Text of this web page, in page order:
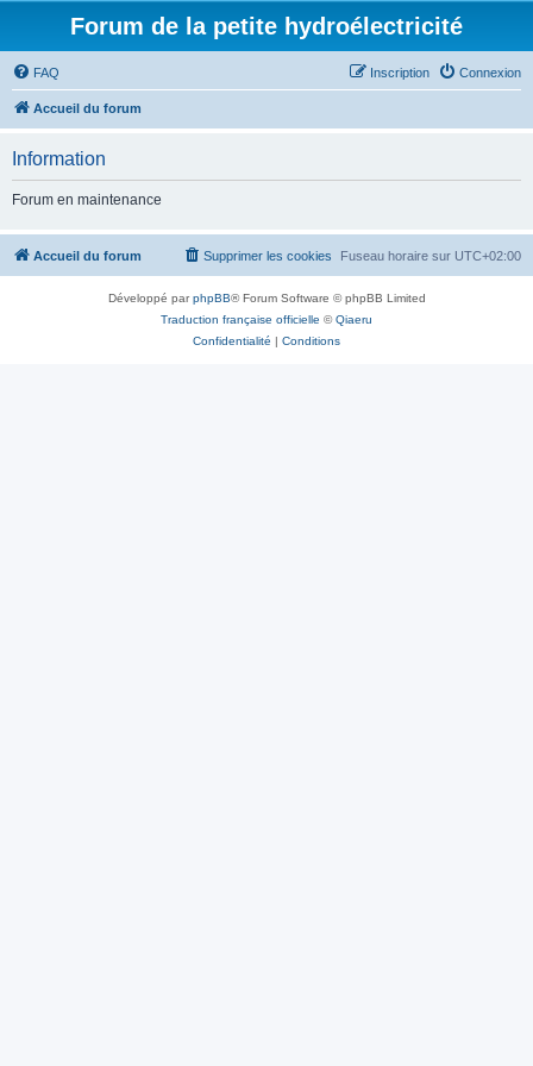
Forum de la petite hydroélectricité
FAQ Connexion
Inscription
Accueil du forum
Information
Forum en maintenance
Accueil du forum Fuseau horaire sur UTC+02:00
Supprimer les cookies
Développé parphpBB® Forum Software © phpBB Limited
Traduction française officielle ©Qiaeru
Confidentialité | Conditions